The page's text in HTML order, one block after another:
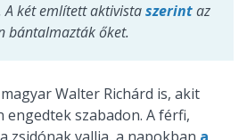
A két említett aktivistaszerintaz
bántalmazták őket.
Walter Richárd is, akit
engedtek szabadon. A férfi,